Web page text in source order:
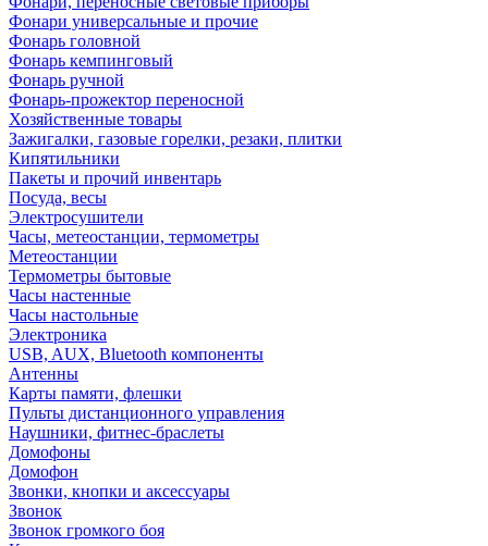
Фонари универсальные и прочие
Фонарь головной
Фонарь кемпинговый
Фонарь ручной
Фонарь-прожектор переносной
Хозяйственные товары
Зажигалки, газовые горелки, резаки, плитки
Кипятильники
Пакеты и прочий инвентарь
Посуда, весы
Электросушители
Часы, метеостанции, термометры
Метеостанции
Термометры бытовые
Часы настенные
Часы настольные
Электроника
USB, AUX, Bluetooth компоненты
Антенны
Карты памяти, флешки
Пульты дистанционного управления
Наушники, фитнес-браслеты
Домофоны
Домофон
Звонки, кнопки и аксессуары
Звонок
Звонок громкого боя